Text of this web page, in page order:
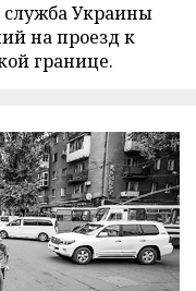
служба Украины
на проезд к
границе.